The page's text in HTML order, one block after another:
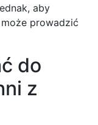
aby
prowadzić
do
z